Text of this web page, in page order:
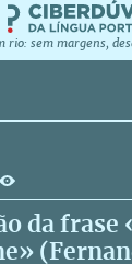
rio: sem margens,
da frase